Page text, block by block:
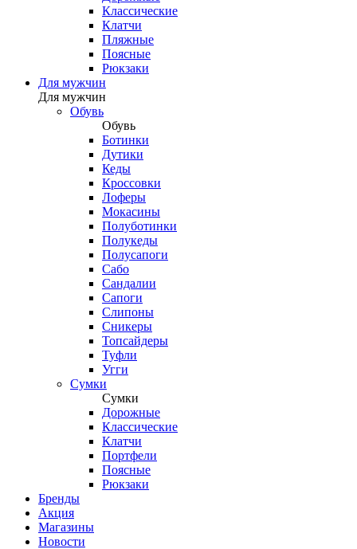
Классические
Клатчи
Пляжные
Поясные
Рюкзаки
Для мужчин
Для мужчин
Обувь
Обувь
Ботинки
Дутики
Кеды
Кроссовки
Лоферы
Мокасины
Полуботинки
Полукеды
Полусапоги
Сабо
Сандалии
Сапоги
Слипоны
Сникеры
Топсайдеры
Туфли
Угги
Сумки
Сумки
Дорожные
Классические
Клатчи
Портфели
Поясные
Рюкзаки
Бренды
Акция
Магазины
Новости